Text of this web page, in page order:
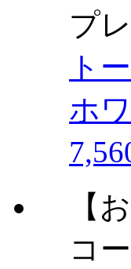
プ
ト
ホ
【
コ